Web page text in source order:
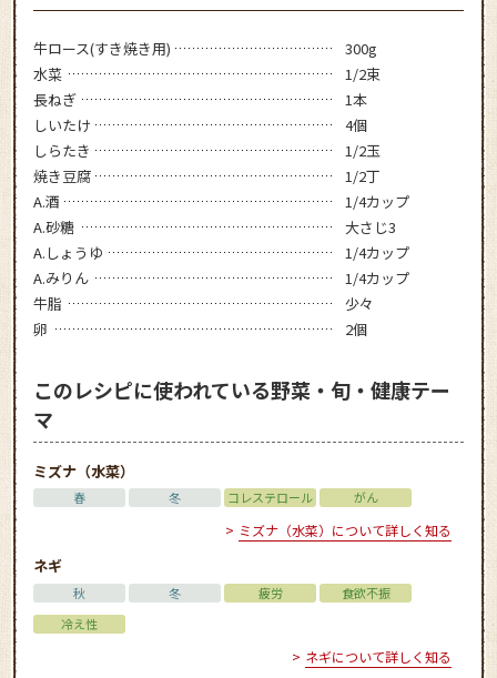
牛ロース(すき焼き用)
300g
水菜
1/2束
長ねぎ
1本
しいたけ
4個
しらたき
1/2玉
焼き豆腐
1/2丁
A.酒
1/4カップ
A.砂糖
大さじ3
A.しょうゆ
1/4カップ
A.みりん
1/4カップ
牛脂
少々
卵
2個
このレシピに使われている野菜・旬・健康テー
マ
ミズナ（水菜）
春 冬 コレステロール がん
ミズナ（水菜）について詳しく知る
ネギ
秋 冬 疲労
食欲不振
冷え性
ネギについて詳しく知る